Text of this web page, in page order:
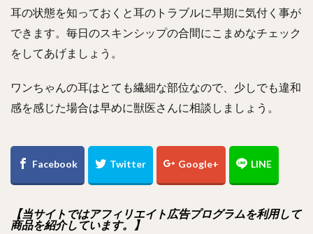
耳の状態を知っておくと耳のトラブルに早期に気付く事が
できます。毎日のスキンシップの合間にこまめなチェック
をしてあげましょう。
ワンちゃんの耳はとても繊細な部位なので、少しでも違和
感を感じた場合は早めに獣医さんに相談しましょう。
【当サイトではアフィリエイト広告プログラムを利用して
商品を紹介しています。】